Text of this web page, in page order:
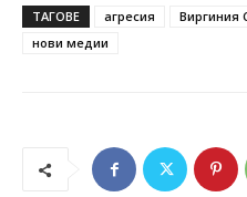
ТАГОВЕ агресия Виргиния
нови медии